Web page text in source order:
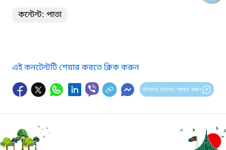
কন্টেন্ট: পাতা
এই কনটেন্টটি শেয়ার করতে ক্লিক করুন
আপনার মতামত প্রদান করুন